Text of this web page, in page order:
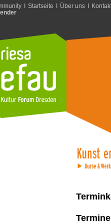
I Startseite I Über uns I